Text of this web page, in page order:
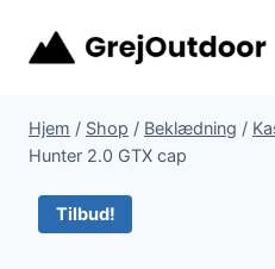
Hjem / Shop / Beklædning /
Hunter 2.0 GTX cap
Tilbud!